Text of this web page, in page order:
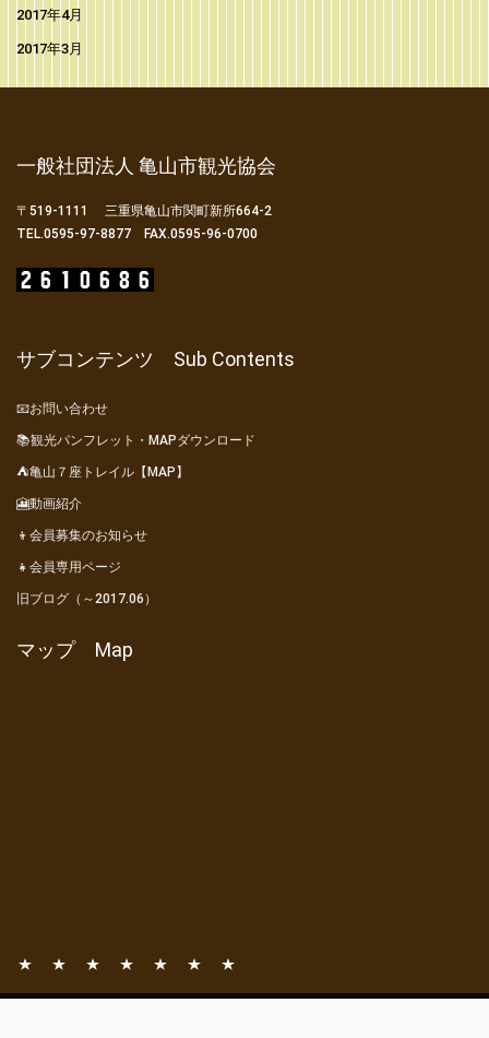
2017年4月
2017年3月
一般社団法人 亀山市観光協会
〒519-1111 三重県亀山市関町新所664-2
TEL.0595-97-8877 FAX.0595-96-0700
サブコンテンツ Sub Contents
📧お問い合わせ
📚観光パンフレット・MAPダウンロード
⛺亀山７座トレイル【MAP】
🎦動画紹介
👦会員募集のお知らせ
👧会員専用ページ
旧ブログ（～2017.06）
マップ Map
📧
📚
⛺
🎦
👦
👧
旧